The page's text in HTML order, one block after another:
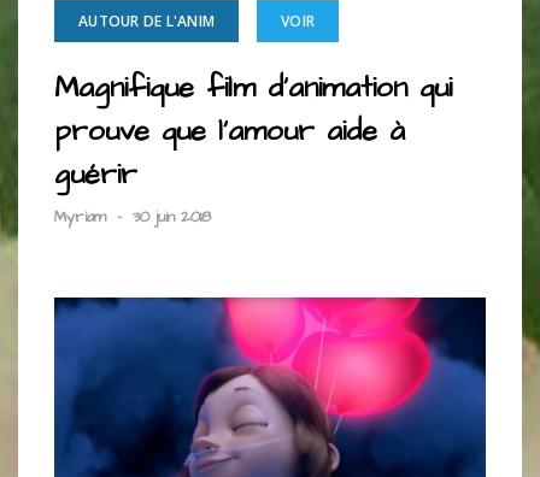
AUTOUR DE L'ANIM VOIR
Magnifique film d’animation qui
prouve que l’amour aide à
guérir
Myriam - 30 juin 2018